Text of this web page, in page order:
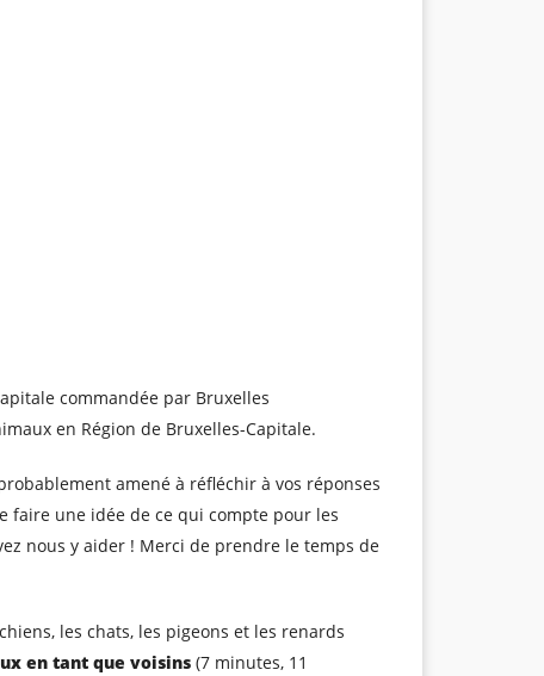
commandée par Bruxelles
en Région de Bruxelles-Capitale.
amené à réfléchir à vos réponses
faire une idée de ce qui compte pour les
nous y aider ! Merci de prendre le temps de
les chats, les pigeons et les renards
en tant que voisins (7 minutes, 11